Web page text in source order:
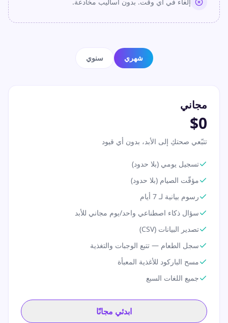
شهري سنوي
مجاني
$0
تتبّعي صحتكِ إلى الأبد، بدون أي قيود
تسجيل يومي (بلا حدود)
مؤقّت الصيام (بلا حدود)
رسوم بيانية لـ 7 أيام
سؤال ذكاء اصطناعي واحد/يوم مجاني للأبد
تصدير البيانات (CSV)
سجل الطعام — تتبع الوجبات والتغذية
مسح الباركود للأغذية المعبأة
جميع اللغات السبع
ابدئي مجانًا